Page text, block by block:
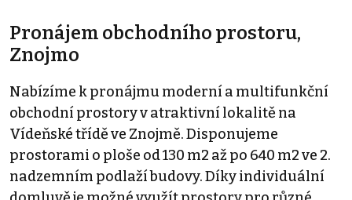
Pronájem obchodního prostoru,
Znojmo
Nabízíme k pronájmu moderní a multifunkční
obchodní prostory v atraktivní lokalitě na
Vídeňské třídě ve Znojmě. Disponujeme
prostorami o ploše od 130 m2 až po 640 m2 ve 2.
nadzemním podlaží budovy. Díky individuální